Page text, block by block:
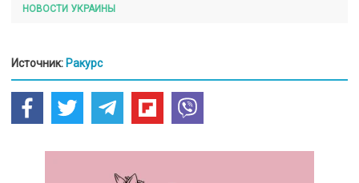
НОВОСТИ УКРАИНЫ
Источник: Ракурс